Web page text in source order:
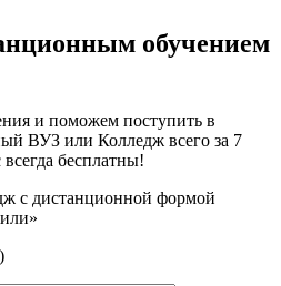
обучением
и поможем поступить в
ВУЗ или Колледж всего за 7
бесплатны!
с дистанционной формой